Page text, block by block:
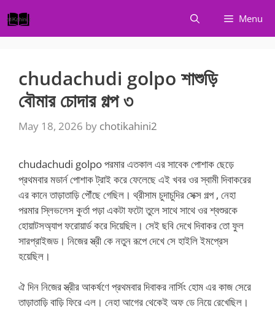
to
content
Menu
chudachudi golpo শাশুড়ি
বৌমার চোদার গল্প ৩
May 18, 2026 by chotikahini2
chudachudi golpo পরমার এতকাল এর সাবেক পোশাক ছেড়ে
প্রথমবার মডার্ন পোশাক ট্রাই করে ফেলেছে এই খবর ওর স্বামী দিবাকরের
এর কানে তাড়াতাড়ি পৌঁছে গেছিল। থ্রীসাম চুদাচুদির সেক্স গল্প , নেহা
পরমার স্লিভলেস কুর্তা পড়া একটা ফটো তুলে সাথে সাথে ওর শ্বশুরকে
হোয়াটসঅ্যাপ ফরোয়ার্ড করে দিয়েছিল। সেই ছবি দেখে দিবাকর তো ফুল
সারপ্রাইজড। নিজের স্ত্রী কে নতুন রূপে দেখে সে হাইলি ইমপ্রেস
হয়েছিল।
ঐ দিন নিজের স্ত্রীর আকর্ষণে প্রথমবার দিবাকর নার্সিং হোম এর কাজ সেরে
তাড়াতাড়ি বাড়ি ফিরে এল। নেহা আগের থেকেই অফ ডে নিয়ে রেখেছিল।